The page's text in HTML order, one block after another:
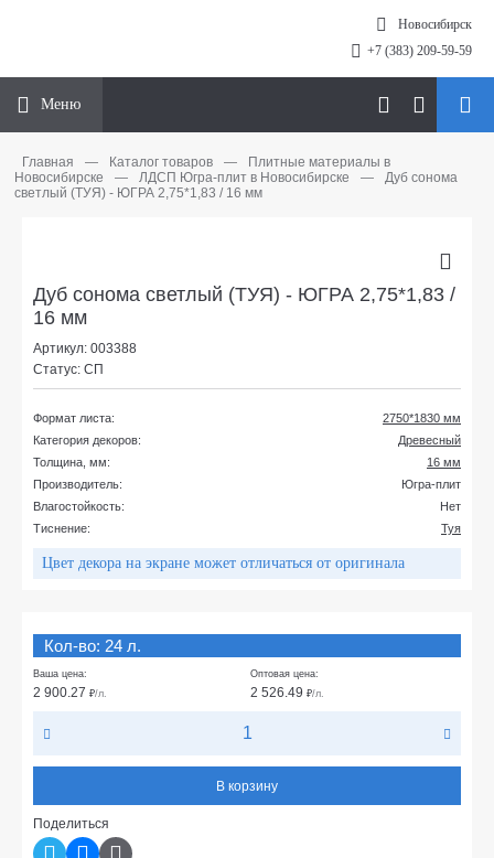
Новосибирск
+7 (383) 209-59-59
Меню
Главная — Каталог товаров —
Плитные материалы в
Новосибирске
— ЛДСП Югра-плит в Новосибирске —
Дуб сонома
светлый (ТУЯ) - ЮГРА 2,75*1,83 / 16 мм
Дуб сонома светлый (ТУЯ) - ЮГРА 2,75*1,83 /
16 мм
Артикул: 003388
Статус: СП
Формат листа:
2750*1830 мм
Категория декоров:
Древесный
Толщина, мм:
16 мм
Производитель:
Югра-плит
Влагостойкость:
Нет
Тиснение:
Туя
Цвет декора на экране может отличаться от оригинала
Кол-во: 24 л.
Ваша цена:
2 900.27 ₽/л.
Оптовая цена:
2 526.49 ₽/л.
В корзину
Поделиться